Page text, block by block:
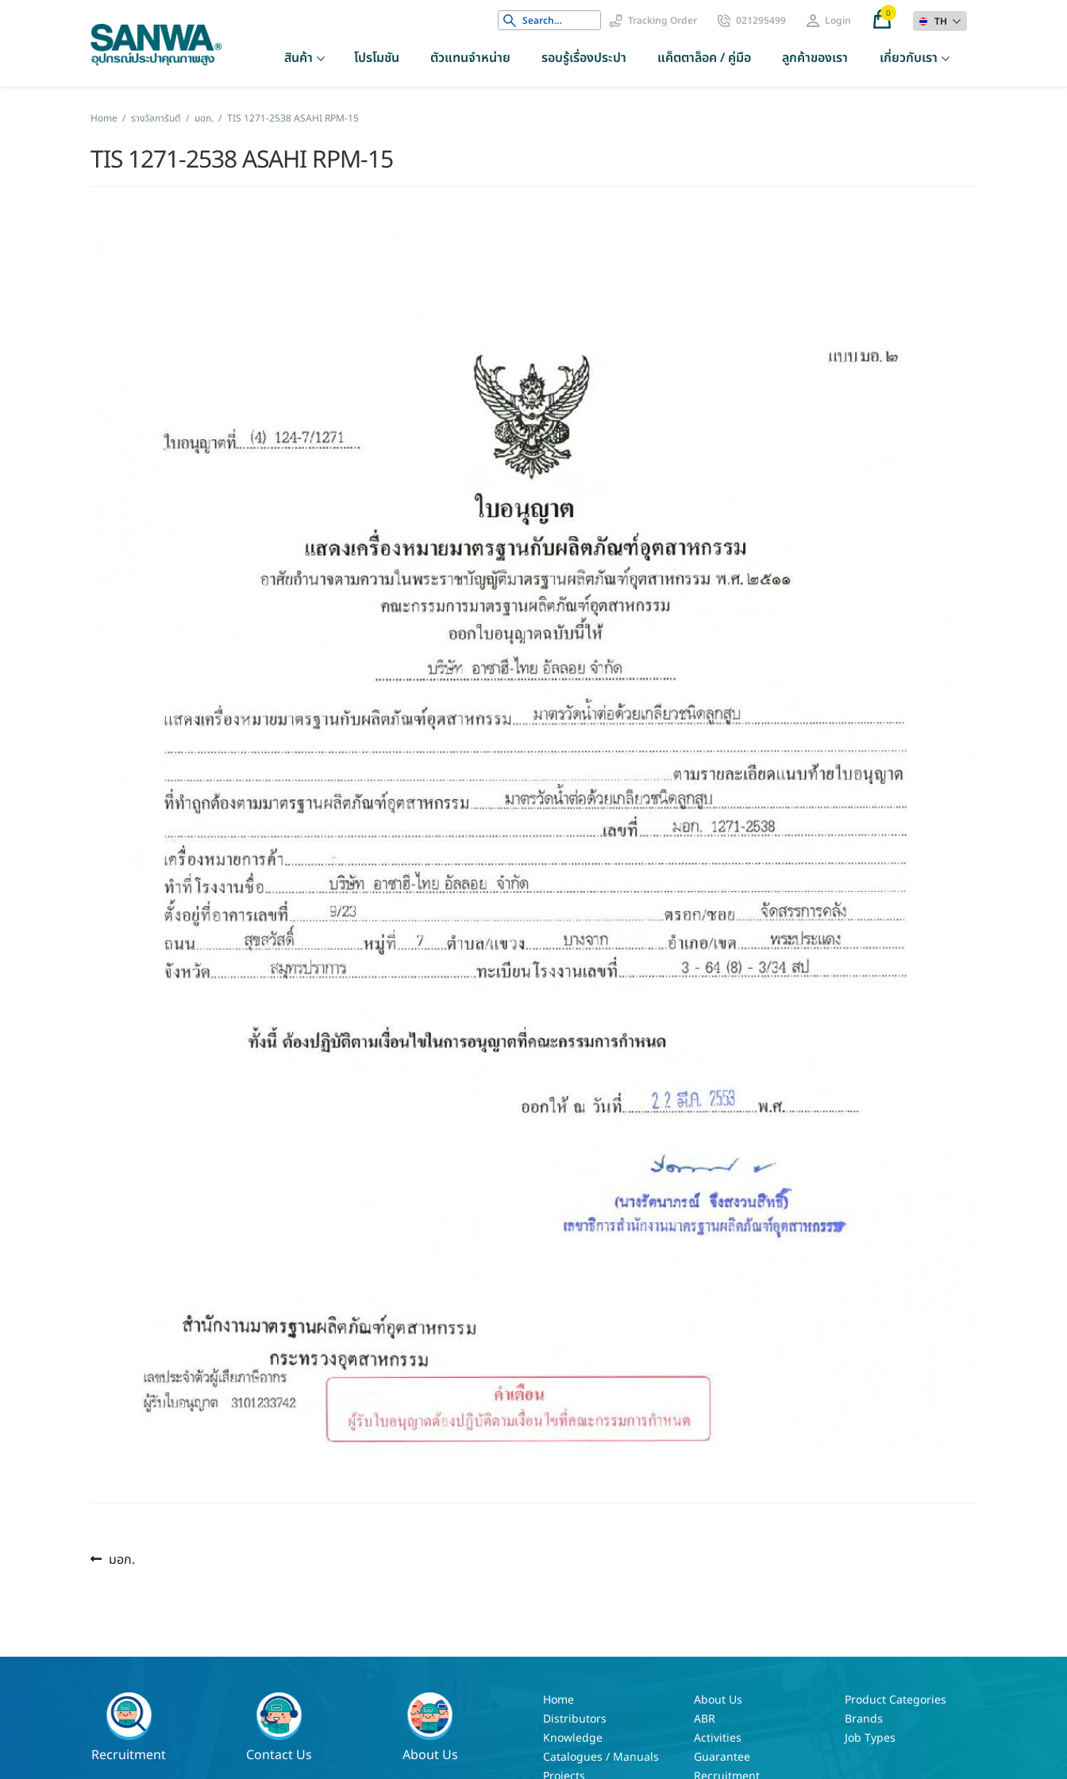
Search
for:
Tracking Order 021295499 Login 0
TH
สินค้า โปรโมชัน ตัวแทนจำหน่าย รอบรู้เรื่องประปา แค็ตตาล็อค / คู่มือ ลูกค้าของเรา เกี่ยวกับเรา
Home / รางวัลการันตี / มอก. / TIS 1271-2538 ASAHI RPM-15
TIS 1271-2538 ASAHI RPM-15
แนะแนว
Previous
มอก.
Recruitment Contact Us About Us
Home
Distributors
Knowledge
Catalogues / Manuals
About Us
ABR
Activities
Guarantee
Product Categories
Brands
Job Types